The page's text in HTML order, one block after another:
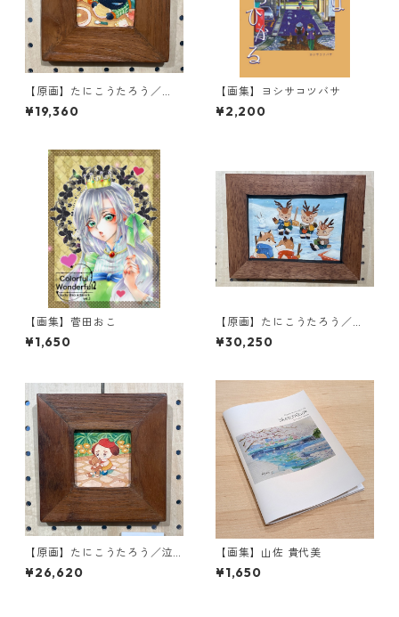
【原画】たにこうたろう／
『ふーふー』
¥19,360
【画集】ヨシサコツバサ
¥2,200
【画集】菅田おこ
¥1,650
【原画】たにこうたろう／
『今年も雪すごいね〜』
¥30,250
【原画】たにこうたろう／泣
かないで
¥26,620
【画集】山佐 貴代美
¥1,650